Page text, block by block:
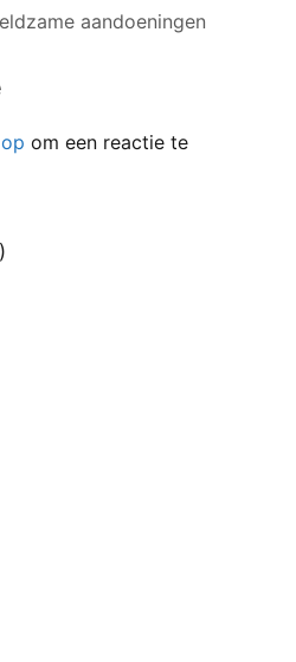
aandoeningen
om een reactie te